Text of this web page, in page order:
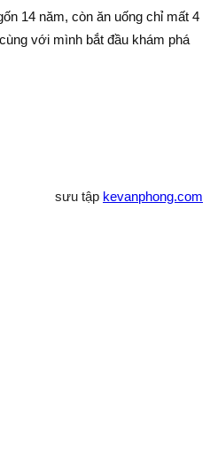
14 năm, còn ăn uống chỉ mất 4
với mình bắt đầu khám phá
sưu tập kevanphong.com